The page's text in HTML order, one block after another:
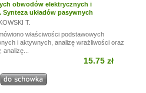
obwodów elektrycznych i
układów pasywnych
T.
właściwości podstawowych
i aktywnych, analizę wrażliwości oraz
analizę...
15.75 zł